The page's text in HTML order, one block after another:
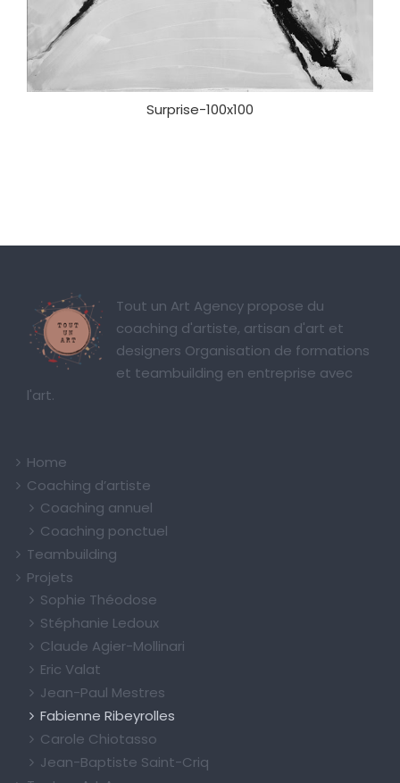
Surprise-100x100
Tout un Art Agency propose du
coaching d'artiste, artisan d'art et
designers Organisation de formations
et teambuilding en entreprise avec
l'art.
Home
Coaching d’artiste
Coaching annuel
Coaching ponctuel
Teambuilding
Projets
Sophie Théodose
Stéphanie Ledoux
Claude Agier-Mollinari
Eric Valat
Jean-Paul Mestres
Fabienne Ribeyrolles
Carole Chiotasso
Jean-Baptiste Saint-Criq